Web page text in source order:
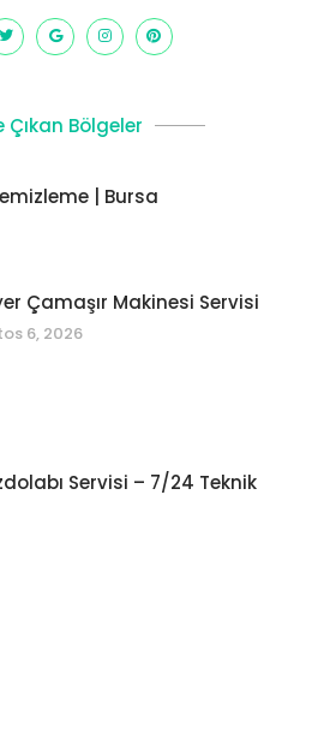
Çıkan Bölgeler
| Bursa
Çamaşır Makinesi Servisi
6, 2026
Servisi – 7/24 Teknik